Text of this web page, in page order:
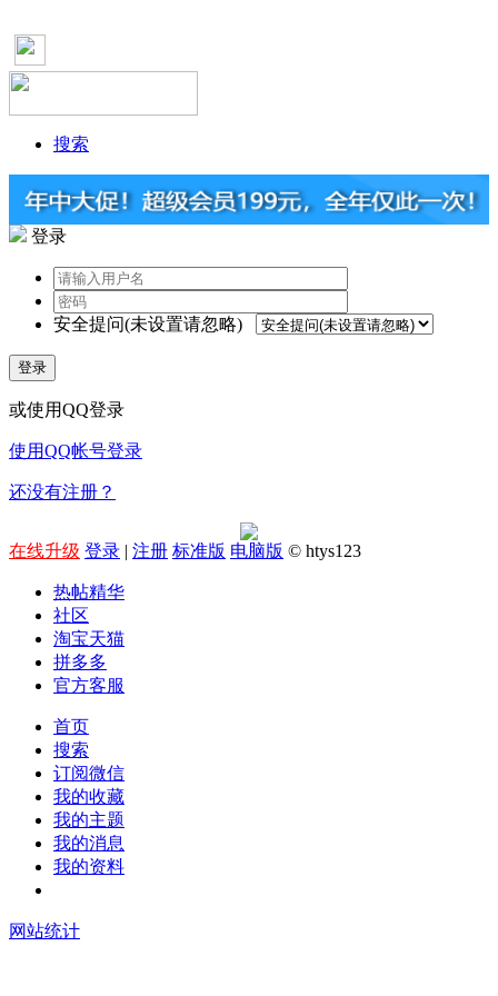
搜索
登录
安全提问(未设置请忽略)
登录
或使用QQ登录
使用QQ帐号登录
还没有注册？
在线升级 登录 | 注册 标准版 电脑版 © htys123
热帖精华
社区
淘宝天猫
拼多多
官方客服
首页
搜索
订阅微信
我的收藏
我的主题
我的消息
我的资料
网站统计